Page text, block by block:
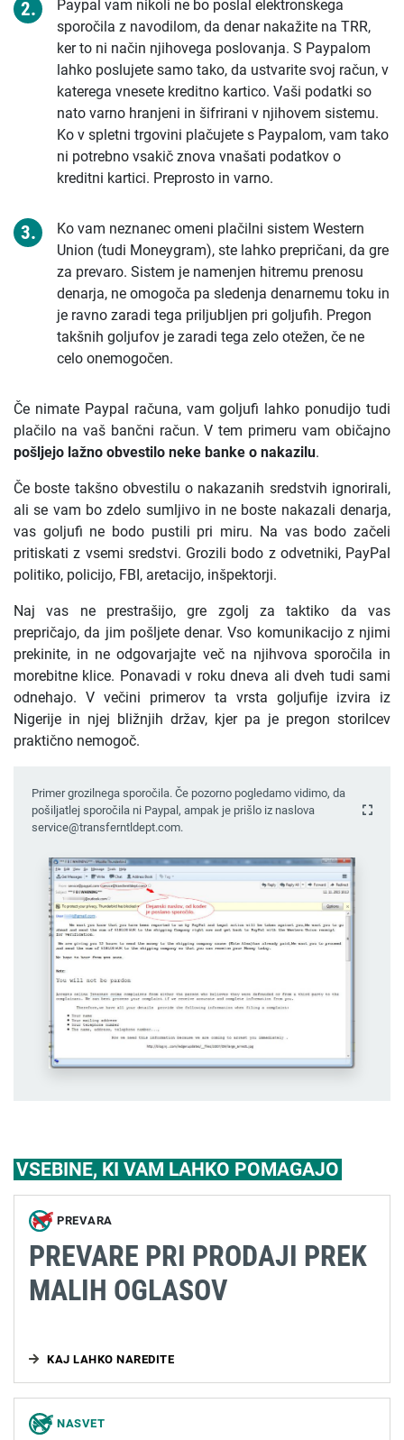
Paypal vam nikoli ne bo poslal elektronskega
sporočila z navodilom, da denar nakažite na TRR,
ker to ni način njihovega poslovanja. S Paypalom
lahko poslujete samo tako, da ustvarite svoj račun, v
katerega vnesete kreditno kartico. Vaši podatki so
nato varno hranjeni in šifrirani v njihovem sistemu.
Ko v spletni trgovini plačujete s Paypalom, vam tako
ni potrebno vsakič znova vnašati podatkov o
kreditni kartici. Preprosto in varno.
Ko vam neznanec omeni plačilni sistem Western
Union (tudi Moneygram), ste lahko prepričani, da gre
za prevaro. Sistem je namenjen hitremu prenosu
denarja, ne omogoča pa sledenja denarnemu toku in
je ravno zaradi tega priljubljen pri goljufih. Pregon
takšnih goljufov je zaradi tega zelo otežen, če ne
celo onemogočen.
Če nimate Paypal računa, vam goljufi lahko ponudijo tudi
plačilo na vaš bančni račun. V tem primeru vam običajno
pošljejo lažno obvestilo neke banke o nakazilu.
Če boste takšno obvestilu o nakazanih sredstvih ignorirali,
ali se vam bo zdelo sumljivo in ne boste nakazali denarja,
vas goljufi ne bodo pustili pri miru. Na vas bodo začeli
pritiskati z vsemi sredstvi. Grozili bodo z odvetniki, PayPal
politiko, policijo, FBI, aretacijo, inšpektorji.
Naj vas ne prestrašijo, gre zgolj za taktiko da vas
prepričajo, da jim pošljete denar. Vso komunikacijo z njimi
prekinite, in ne odgovarjajte več na njihvova sporočila in
morebitne klice. Ponavadi v roku dneva ali dveh tudi sami
odnehajo. V večini primerov ta vrsta goljufije izvira iz
Nigerije in njej bližnjih držav, kjer pa je pregon storilcev
praktično nemogoč.
Primer grozilnega sporočila. Če pozorno pogledamo vidimo, da
pošiljatlej sporočila ni Paypal, ampak je prišlo iz naslova
service@transferntldept.com.
VSEBINE, KI VAM LAHKO POMAGAJO
PREVARA
PREVARE PRI PRODAJI PREK
MALIH OGLASOV
KAJ LAHKO NAREDITE
NASVET